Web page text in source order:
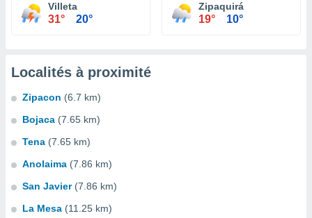
Villeta
31° 20°
Zipaquirá
19° 10°
Localités à proximité
Zipacon (6.7 km)
Bojaca (7.65 km)
Tena (7.65 km)
Anolaima (7.86 km)
San Javier (7.86 km)
La Mesa (11.25 km)